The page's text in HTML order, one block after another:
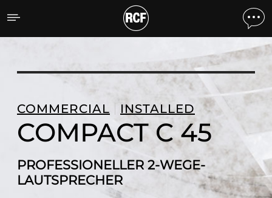
COMPACT C 45
COMMERCIAL INSTALLED
COMPACT C 45
PROFESSIONELLER 2-WEGE-
LAUTSPRECHER